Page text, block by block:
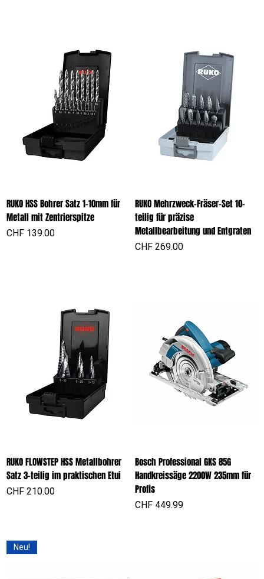
RUKO HSS Bohrer Satz 1-10mm für
Metall mit Zentrierspitze
Preis
CHF 139.00
RUKO Mehrzweck-Fräser-Set 10-
teilig für präzise
Metallbearbeitung und Entgraten
Preis
CHF 269.00
RUKO FLOWSTEP HSS Metallbohrer
Satz 3-teilig im praktischen Etui
Preis
CHF 210.00
Bosch Professional GKS 85G
Handkreissäge 2200W 235mm für
Profis
Preis
CHF 449.99
Neu!